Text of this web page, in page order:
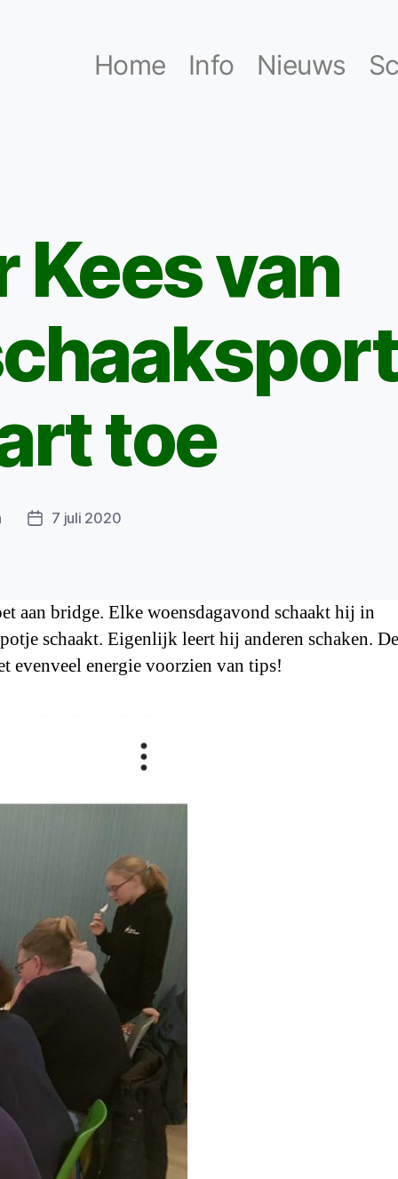
Home Info Nieuws
van
toe
Berichtdatum
7 juli 2020
aan bridge. Elke woensdagavond schaakt hij in
schaakt. Eigenlijk leert hij anderen schaken. De
evenveel energie voorzien van tips!